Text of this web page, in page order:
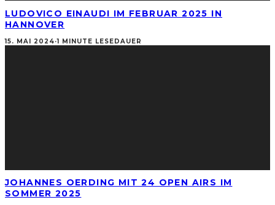
LUDOVICO EINAUDI IM FEBRUAR 2025 IN
HANNOVER
15. MAI 2024·1 MINUTE LESEDAUER
JOHANNES OERDING MIT 24 OPEN AIRS IM
SOMMER 2025